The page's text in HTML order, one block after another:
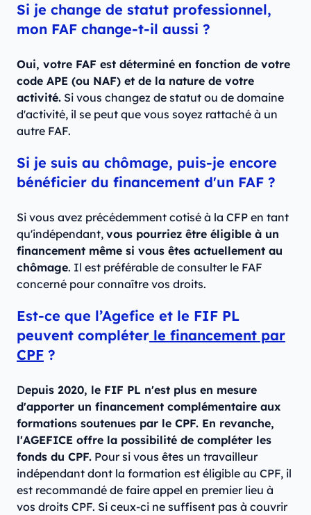
Si je change de statut professionnel,
mon FAF change-t-il aussi ?
Oui, votre FAF est déterminé en fonction de votre
code APE (ou NAF) et de la nature de votre
activité. Si vous changez de statut ou de domaine
d'activité, il se peut que vous soyez rattaché à un
autre FAF.
Si je suis au chômage, puis-je encore
bénéficier du financement d'un FAF ?
Si vous avez précédemment cotisé à la CFP en tant
qu'indépendant, vous pourriez être éligible à un
financement même si vous êtes actuellement au
chômage. Il est préférable de consulter le FAF
concerné pour connaître vos droits.
Est-ce que l’Agefice et le FIF PL
peuvent compléter le financement par
CPF ?
Depuis 2020, le FIF PL n'est plus en mesure
d'apporter un financement complémentaire aux
formations soutenues par le CPF. En revanche,
l'AGEFICE offre la possibilité de compléter les
fonds du CPF. Pour si vous êtes un travailleur
indépendant dont la formation est éligible au CPF, il
est recommandé de faire appel en premier lieu à
vos droits CPF. Si ceux-ci ne suffisent pas à couvrir